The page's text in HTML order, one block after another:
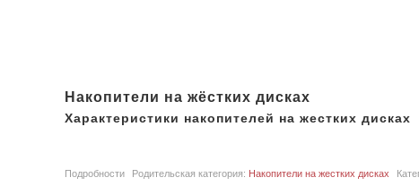
Накопители на жёстких дисках
Характеристики накопителей на жестких дисках
Подробности Родительская категория: Накопители на жестких дисках